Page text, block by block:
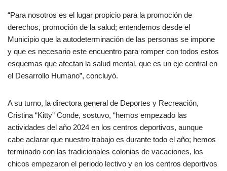
“Para nosotros es el lugar propicio para la promoción de
derechos, promoción de la salud; entendemos desde el
Municipio que la autodeterminación de las personas se impone
y que es necesario este encuentro para romper con todos estos
esquemas que afectan la salud mental, que es un eje central en
el Desarrollo Humano”, concluyó.
A su turno, la directora general de Deportes y Recreación,
Cristina “Kitty” Conde, sostuvo, “hemos empezado las
actividades del año 2024 en los centros deportivos, aunque
cabe aclarar que nuestro trabajo es durante todo el año; hemos
terminado con las tradicionales colonias de vacaciones, los
chicos empezaron el periodo lectivo y en los centros deportivos